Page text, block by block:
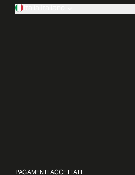
Italia|Italiano